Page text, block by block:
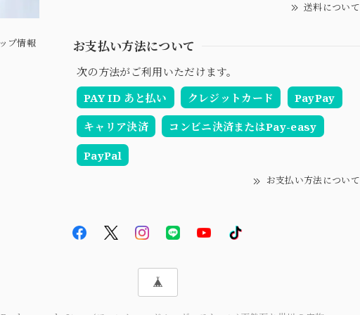
プ情報
送料について
お支払い方法について
次の方法がご利用いただけます。
PAY ID あと払い
クレジットカード PayPay
キャリア決済 コンビニ決済またはPay-easy
PayPal
お支払い方法について